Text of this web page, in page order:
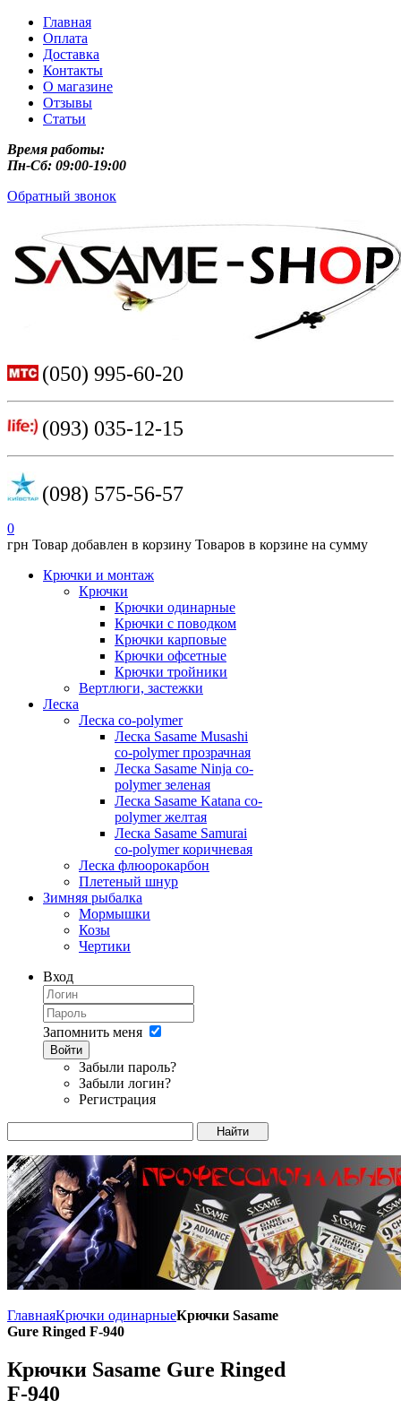
Главная
Оплата
Доставка
Контакты
О магазине
Отзывы
Статьи
Время работы:
Пн-Сб: 09:00-19:00
Обратный звонок
(050) 995-60-20
(093) 035-12-15
(098) 575-56-57
0
грн Товар добавлен в корзину Товаров в корзине на сумму
Крючки и монтаж
Крючки
Крючки одинарные
Крючки с поводком
Крючки карповые
Крючки офсетные
Крючки тройники
Вертлюги, застежки
Леска
Леска co-polymer
Леска Sasame Musashi
co-polymer прозрачная
Леска Sasame Ninja co-
polymer зеленая
Леска Sasame Katana co-
polymer желтая
Леска Sasame Samurai
co-polymer коричневая
Леска флюорокарбон
Плетеный шнур
Зимняя рыбалка
Мормышки
Козы
Чертики
Вход
Запомнить меня
Войти
Забыли пароль?
Забыли логин?
Регистрация
ГлавнаяКрючки одинарныеКрючки Sasame
Gure Ringed F-940
Крючки Sasame Gure Ringed
F-940